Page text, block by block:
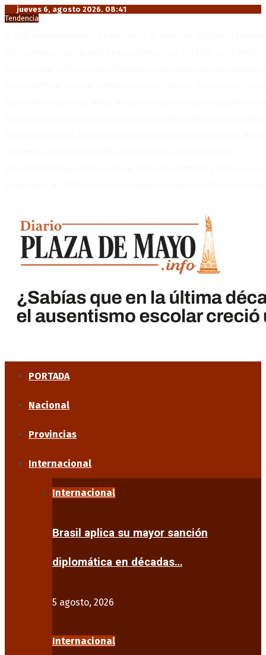
jueves 6, agosto 2026. 08:41
Tendencia
PORTADA
Nacional
Provincias
Internacional
Internacional
Brasil aplica su mayor sanción
diplomática en décadas…
5 agosto, 2026
Internacional